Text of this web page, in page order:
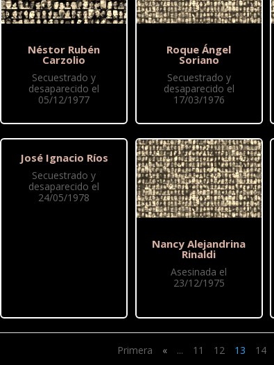
Néstor Rubén
Carzolio
Secuestrado y
desaparecido el
05/12/1977
José Ignacio Ríos
Secuestrado y
desaparecido el
24/05/1978
Roque Ángel
Soriano
Secuestrado y
desaparecido el
17/03/1976
Nancy Alejandrina
Rinaldi
Asesinada el
23/12/1975
Primera « ... 11 12 13 14